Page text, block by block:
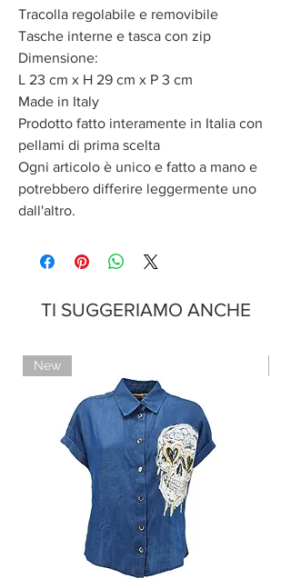
Tracolla regolabile e removibile
Tasche interne e tasca con zip
Dimensione:
L 23 cm x H 29 cm x P 3 cm
Made in Italy
Prodotto fatto interamente in Italia con
pellami di prima scelta
Ogni articolo è unico e fatto a mano e
potrebbero differire leggermente uno
dall'altro.
TI SUGGERIAMO ANCHE
New